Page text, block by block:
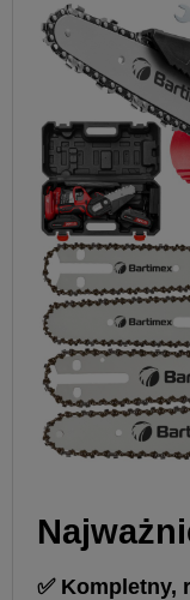
✅ Kompletny,